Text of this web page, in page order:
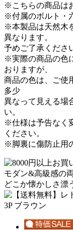
※こちらの商品は
※付属のボルト・
※本製品は天然木
異なります。
予めご了承くださ
※実際の商品の色
おりますが、
商品の色は、ご使
多少
異なって見える場
い。
※仕様は予告なく
ください。
※脚裏に傷防止用
モダン&高級感の
どこか懐かしさ漂